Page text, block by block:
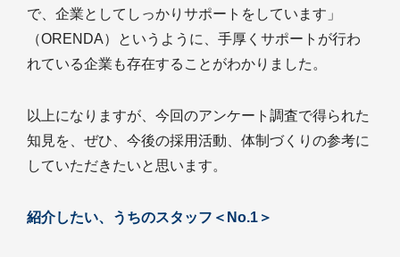
で、企業としてしっかりサポートをしています」
（ORENDA）というように、手厚くサポートが行わ
れている企業も存在することがわかりました。
以上になりますが、今回のアンケート調査で得られた
知見を、ぜひ、今後の採用活動、体制づくりの参考に
していただきたいと思います。
紹介したい、うちのスタッフ＜No.1＞